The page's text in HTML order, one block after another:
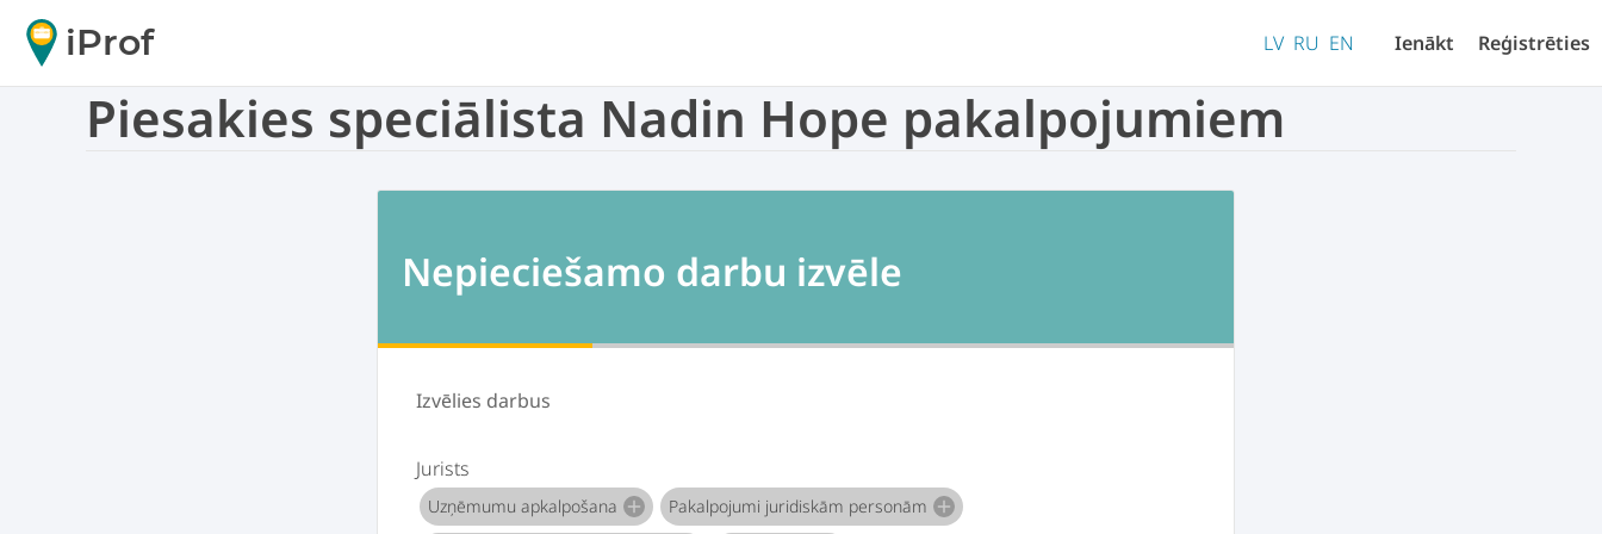
iProf LV RU EN Ienākt Reģistrēties
Piesakies speciālista Nadin Hope pakalpojumiem
Nepieciešamo darbu izvēle
Izvēlies darbus
Jurists
Uzņēmumu apkalpošana add Pakalpojumi juridiskām personām add